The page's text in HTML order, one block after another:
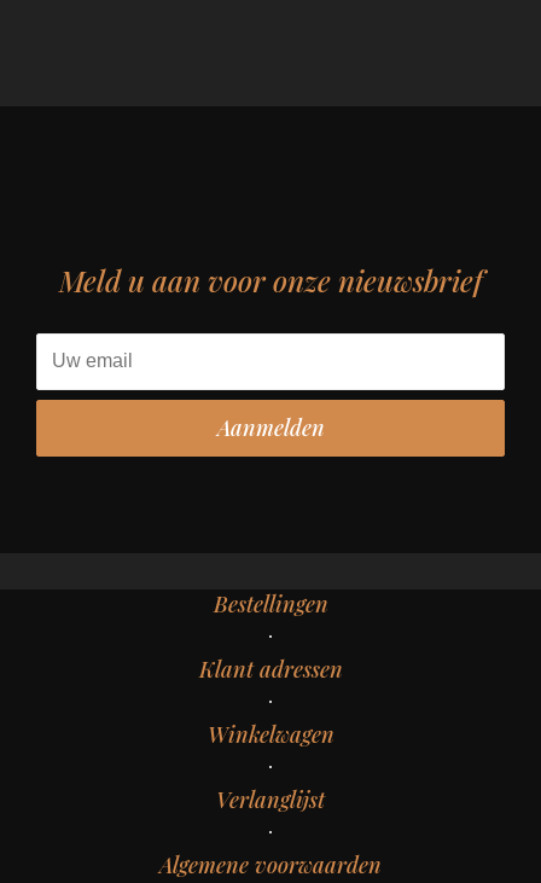
Meld u aan voor onze nieuwsbrief
Bestellingen
Klant adressen
Winkelwagen
Verlanglijst
Algemene voorwaarden